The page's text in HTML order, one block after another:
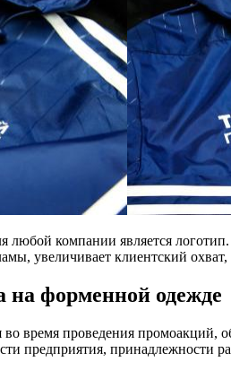
компании является
увеличивает клиентский
на форменной одежде
во время проведения
предприятия, принадлежности